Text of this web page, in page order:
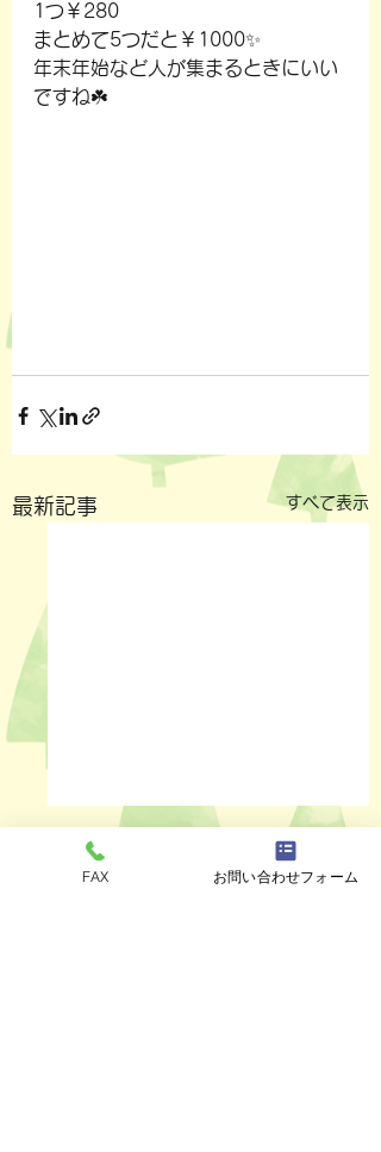
1つ￥280
まとめて5つだと￥1000✨
年末年始など人が集まるときにいい
ですね☘️
最新記事 すべて表示
FAX お問い合わせフォーム